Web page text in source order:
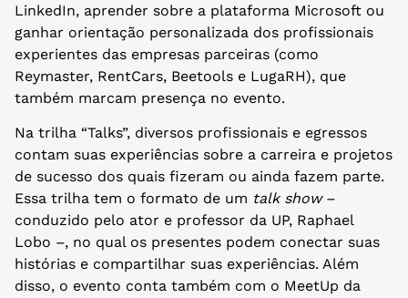
LinkedIn, aprender sobre a plataforma Microsoft ou
ganhar orientação personalizada dos profissionais
experientes das empresas parceiras (como
Reymaster, RentCars, Beetools e LugaRH), que
também marcam presença no evento.
Na trilha “Talks”, diversos profissionais e egressos
contam suas experiências sobre a carreira e projetos
de sucesso dos quais fizeram ou ainda fazem parte.
Essa trilha tem o formato de um talk show–
conduzido pelo ator e professor da UP, Raphael
Lobo –, no qual os presentes podem conectar suas
histórias e compartilhar suas experiências. Além
disso, o evento conta também com o MeetUp da